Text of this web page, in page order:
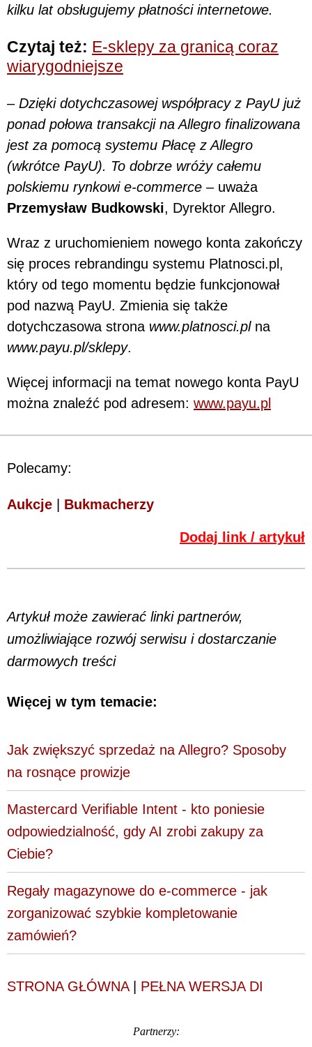
kilku lat obsługujemy płatności internetowe.
Czytaj też: E-sklepy za granicą coraz
wiarygodniejsze
– Dzięki dotychczasowej współpracy z PayU już
ponad połowa transakcji na Allegro finalizowana
jest za pomocą systemu Płacę z Allegro
(wkrótce PayU). To dobrze wróży całemu
polskiemu rynkowi e-commerce – uważa
Przemysław Budkowski, Dyrektor Allegro.
Wraz z uruchomieniem nowego konta zakończy
się proces rebrandingu systemu Platnosci.pl,
który od tego momentu będzie funkcjonował
pod nazwą PayU. Zmienia się także
dotychczasowa strona www.platnosci.plna
www.payu.pl/sklepy.
Więcej informacji na temat nowego konta PayU
można znaleźć pod adresem: www.payu.pl
Polecamy:
Aukcje | Bukmacherzy
Dodaj link / artykuł
Artykuł może zawierać linki partnerów,
umożliwiające rozwój serwisu i dostarczanie
darmowych treści
Więcej w tym temacie:
Jak zwiększyć sprzedaż na Allegro? Sposoby
na rosnące prowizje
Mastercard Verifiable Intent - kto poniesie
odpowiedzialność, gdy AI zrobi zakupy za
Ciebie?
Regały magazynowe do e-commerce - jak
zorganizować szybkie kompletowanie
zamówień?
STRONA GŁÓWNA| PEŁNA WERSJA DI
Partnerzy: